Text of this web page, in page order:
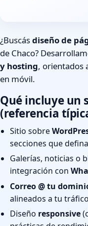
¿Buscásdiseño de
de Chaco?
y hosting, orientados
en móvil.
Qué incluye un
(referencia
Sitio sobre
secciones que
Galerías, noticias o
integración con
Correo @ tu
alineados a tu
Diseño responsive